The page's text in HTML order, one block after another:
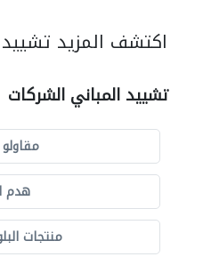
اكتشف المزيد
تشييد المباني الشركات
هدم
منتجات